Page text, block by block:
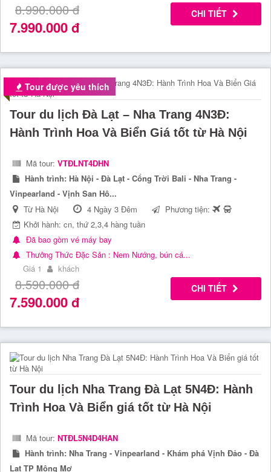
8.990.000đ
7.990.000đ
CHI TIẾT
Tour được yêu thích
Tour du lịch Đà Lạt – Nha Trang 4N3Đ:
Hành Trình Hoa Và Biển Giá tốt từ Hà Nội
Mã tour: VTĐLNT4DHN
Hành trình: Hà Nội - Đà Lạt - Cổng Trời Bali - Nha Trang -
Vinpearland - Vịnh San Hô...
Từ Hà Nội
4 Ngày 3 Đêm
Phương tiện:
Khởi hành: cn, thứ 2,3,4 hàng tuần
Đã bao gòm vé máy bay
Thưởng Thức Đặc Sản : Nem Nướng, bún cá...
Giá 1
khách
8.590.000đ
7.590.000đ
CHI TIẾT
Tour du lịch Nha Trang Đà Lạt 5N4Đ: Hành
Trình Hoa Và Biển giá tốt từ Hà Nội
Mã tour: NTĐL5N4D4HAN
Hành trình: Nha Trang - Vinpearland - Khám phá Vịnh Đảo - Đà
Lạt TP Mộng Mơ